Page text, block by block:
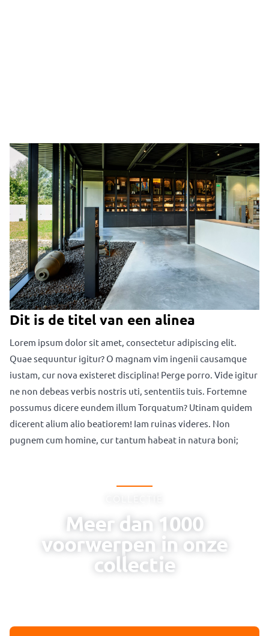
Dit is de titel van een alinea
Lorem ipsum dolor sit amet, consectetur adipiscing elit.
Quae sequuntur igitur? O magnam vim ingenii causamque
iustam, cur nova existeret disciplina! Perge porro. Vide igitur
ne non debeas verbis nostris uti, sententiis tuis. Fortemne
possumus dicere eundem illum Torquatum? Utinam quidem
dicerent alium alio beatiorem! Iam ruinas videres. Non
pugnem cum homine, cur tantum habeat in natura boni;
Dit is de titel van een alinea
Lorem ipsum dolor sit amet, consectetur adipiscing elit.
Quae sequuntur igitur? O magnam vim ingenii causamque
iustam, cur nova existeret disciplina! Perge porro. Vide igitur
ne non debeas verbis nostris uti, sententiis tuis. Fortemne
possumus dicere eundem illum Torquatum? Utinam quidem
dicerent alium alio beatiorem! Iam ruinas videres. Non
pugnem cum homine, cur tantum habeat in natura boni;
Meer dan 1000
voorwerpen in onze
collectie